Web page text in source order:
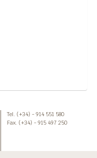
Tel. (+34) - 914 551 580
Fax. (+34) - 915 497 250